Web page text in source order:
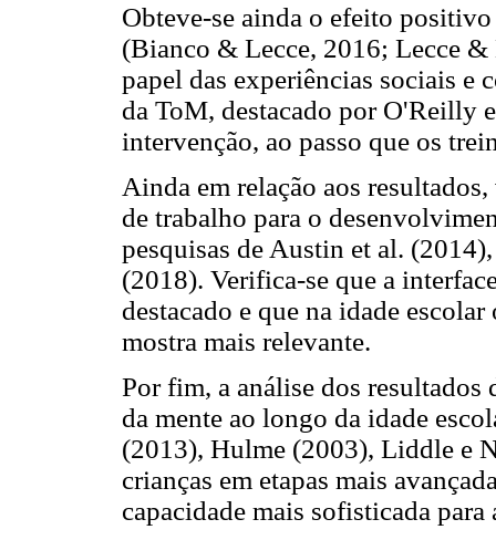
Obteve-se ainda o efeito
(Bianco & Lecce, 2016; Lecce
papel das experiências sociais e
da ToM, destacado por O'Reilly
intervenção, ao passo que os
Ainda em relação aos
de trabalho para o
pesquisas de Austin et al.
(2018). Verifica-se que a
destacado e que na idade
mostra mais relevante.
Por fim, a análise dos resultados
da mente ao longo da idade
(2013), Hulme (2003), Liddle e
crianças em etapas mais
capacidade mais sofisticada